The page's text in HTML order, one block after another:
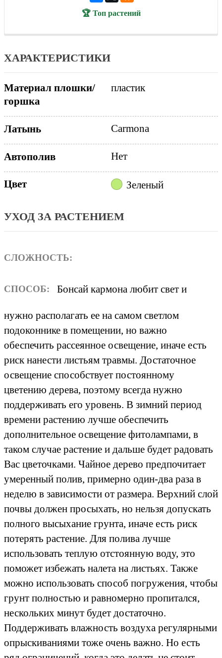
🏆 Топ растений
ХАРАКТЕРИСТИКИ
Материал плошки/
горшка
пластик
Латынь Carmona
Автополив Нет
Цвет Зеленый
УХОД ЗА РАСТЕНИЕМ
СЛОЖНОСТЬ:
СПОСОБ: Бонсай кармона любит свет и
нужно располагать ее на самом светлом
подоконнике в помещении, но важно
обеспечить рассеянное освещение, иначе есть
риск нанести листьям травмы. Достаточное
освещение способствует постоянному
цветению дерева, поэтому всегда нужно
поддерживать его уровень. В зимний период
времени растению лучше обеспечить
дополнительное освещение фитолампами, в
таком случае растение и дальше будет радовать
Вас цветочками. Чайное дерево предпочитает
умеренный полив, примерно один-два раза в
неделю в зависимости от размера​. Верхний слой
почвы должен просыхать, но нельзя допускать
полного высыхание грунта, иначе есть риск
потерять растение. Для полива лучше
использовать теплую отстоянную воду, это
поможет избежать налета на листьях. Также
можно использовать способ погружения, чтобы
грунт полностью и равномерно пропитался,
нескольких минут будет достаточно.
Поддерживать влажность воздуха регулярными
опрыскиваниями тоже очень важно. Но есть